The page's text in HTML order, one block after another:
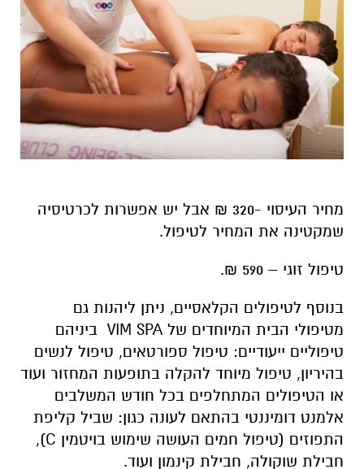
מחיר העיסוי -320 ₪ אבל יש אפשרות לכרטיסיה
שמקטינה את המחיר לטיפול.
טיפול זוגי – 590 ₪.
בנוסף לטיפולים הקלאסיים, ניתן ליהנות גם
מטיפולי הבית המיוחדים של VIM SPA ביניהם
טיפוליים ייעודיים: טיפול ספורטאים, טיפול לנשים
בהיריון, טיפול מיוחד להקלה בתופעות המחזור ועוד
או הטיפולים המתחלפים בכל חודש המשלבים
אלמנט דומיננטי בהתאם לעונה כגון: שביל קליפת
התפוזים (טיפול חמים העושה שימוש בויטמין C),
חבילת שוקולה, חבילת קינמון ועוד.